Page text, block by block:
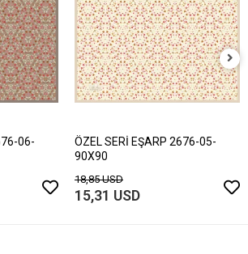
06-
ÖZEL SERİ EŞARP 2676-05-
90X90
18,85 USD
15,31 USD